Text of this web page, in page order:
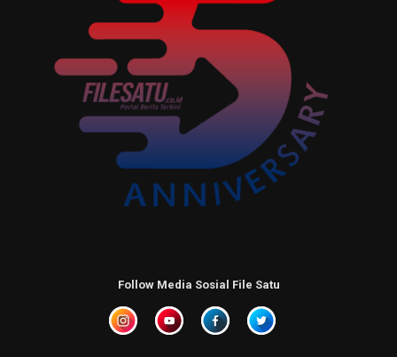
Follow Media Sosial File Satu